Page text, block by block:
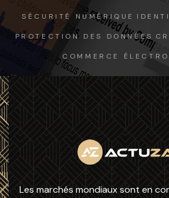
SÉCURITÉ NUMÉRIQUE
PROTECTION DES DONNÉES
COMMERCE
Les marchés mondiaux sont en